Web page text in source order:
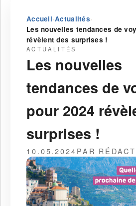
Accueil›Actualités›
Les nouvelles tendances de
révèlent des surprises !
ACTUALITÉS
Les nouvelles
tendances de
pour 2024
surprises !
10.05.2024PAR